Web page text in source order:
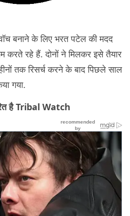
बनाने के लिए भरत पटेल की मदद
करते रहे हैं. दोनों ने मिलकर इसे तैयार
तक रिसर्च करने के बाद पिछले साल
गया.
हैTribal Watch